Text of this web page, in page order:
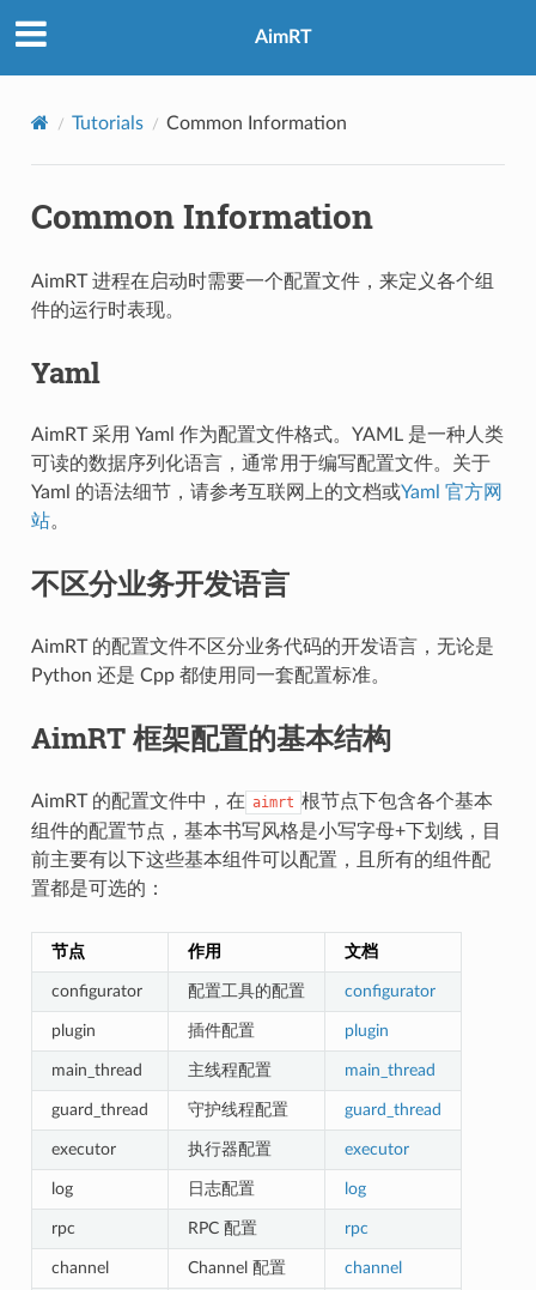
AimRT
Tutorials Common Information
Common Information
AimRT 进程在启动时需要一个配置文件，来定义各个组
件的运行时表现。
Yaml
AimRT 采用 Yaml 作为配置文件格式。YAML 是一种人类
可读的数据序列化语言，通常用于编写配置文件。关于
Yaml 的语法细节，请参考互联网上的文档或Yaml 官方网
站。
不区分业务开发语言
AimRT 的配置文件不区分业务代码的开发语言，无论是
Python 还是 Cpp 都使用同一套配置标准。
AimRT 框架配置的基本结构
AimRT 的配置文件中，在 aimrt 根节点下包含各个基本
组件的配置节点，基本书写风格是小写字母+下划线，目
前主要有以下这些基本组件可以配置，且所有的组件配
置都是可选的：
节点 作用 文档
configurator 配置工具的配置 configurator
plugin 插件配置 plugin
main_thread 主线程配置 main_thread
guard_thread 守护线程配置 guard_thread
executor 执行器配置 executor
log 日志配置 log
rpc RPC 配置 rpc
channel Channel 配置 channel